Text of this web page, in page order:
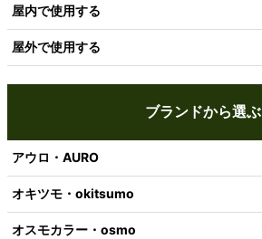
屋内で使用する
屋外で使用する
ブランドから選ぶ
アウロ・AURO
オキツモ・okitsumo
オスモカラー・osmo